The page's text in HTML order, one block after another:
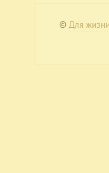
© Для жизни